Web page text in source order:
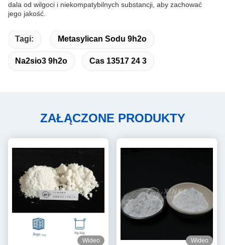
dala od wilgoci i niekompatybilnych substancji, aby zachować
jego jakość.
Tagi: Metasylican Sodu 9h2o
Na2sio3 9h2o Cas 13517 24 3
ZAŁĄCZONE PRODUKTY
Wideo Wideo